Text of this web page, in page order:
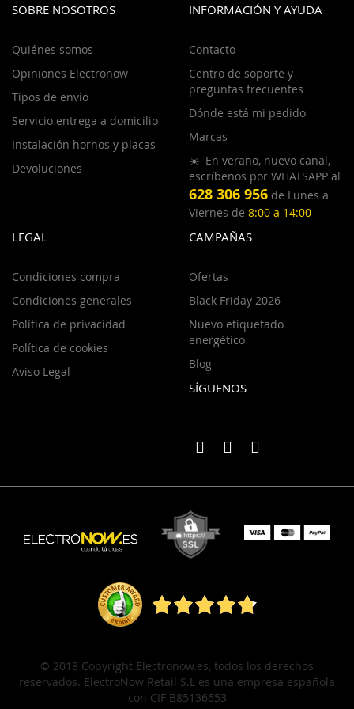
SOBRE NOSOTROS
Quiénes somos
Opiniones Electronow
Tipos de envio
Servicio entrega a domicilio
Instalación hornos y placas
Devoluciones
INFORMACIÓN Y AYUDA
Contacto
Centro de soporte y
preguntas frecuentes
Dónde está mi pedido
Marcas
☀️ En verano, nuevo canal,
escríbenos por WHATSAPP al
628 306 956 de Lunes a
Viernes de 8:00 a 14:00
LEGAL
Condiciones compra
Condiciones generales
Política de privacidad
Política de cookies
Aviso Legal
CAMPAÑAS
Ofertas
Black Friday 2026
Nuevo etiquetado
energético
Blog
SÍGUENOS
© 2018 Copyright Electronow.es, todos los derechos
reservados. ElectroNow Retail S.L es una empresa española
con CIF B85136653